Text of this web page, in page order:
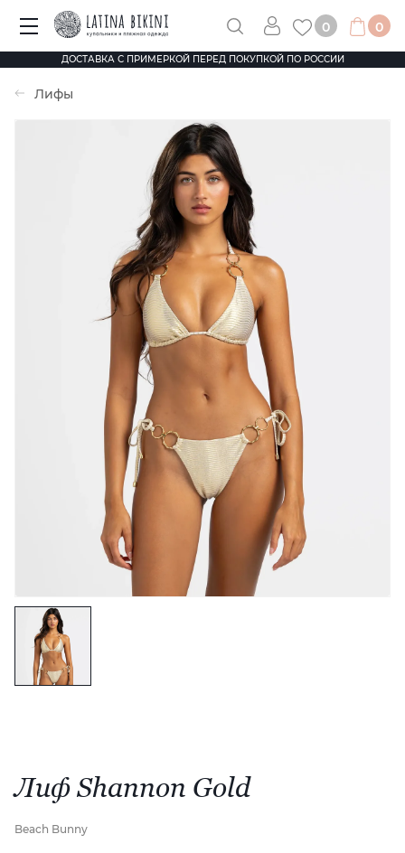
ДОСТАВКА С ПРИМЕРКОЙ ПЕРЕД ПОКУПКОЙ ПО РОССИИ
0 0
Лифы
Лиф Shannon Gold
Beach Bunny